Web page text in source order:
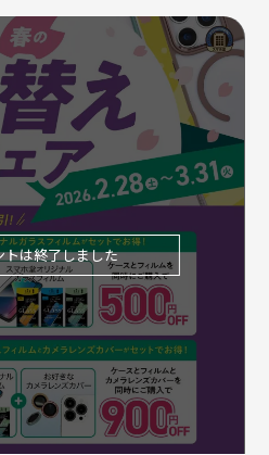
トは終了しました